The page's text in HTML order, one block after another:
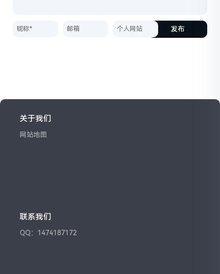
发布
关于我们
网站地图
联系我们
QQ：1474187172